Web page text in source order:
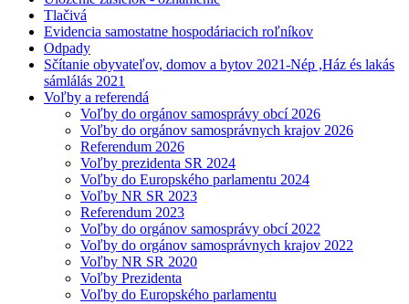
Tlačivá
Evidencia samostatne hospodáriacich roľníkov
Odpady
Sčítanie obyvateľov, domov a bytov 2021-Nép ,Ház és lakás
sámlálás 2021
Voľby a referendá
Voľby do orgánov samosprávy obcí 2026
Voľby do orgánov samosprávnych krajov 2026
Referendum 2026
Voľby prezidenta SR 2024
Voľby do Europského parlamentu 2024
Voľby NR SR 2023
Referendum 2023
Voľby do orgánov samosprávy obcí 2022
Voľby do orgánov samosprávnych krajov 2022
Voľby NR SR 2020
Voľby Prezidenta
Voľby do Europského parlamentu